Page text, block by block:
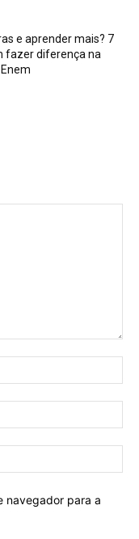
e aprender mais? 7
fazer diferença na
navegador para a